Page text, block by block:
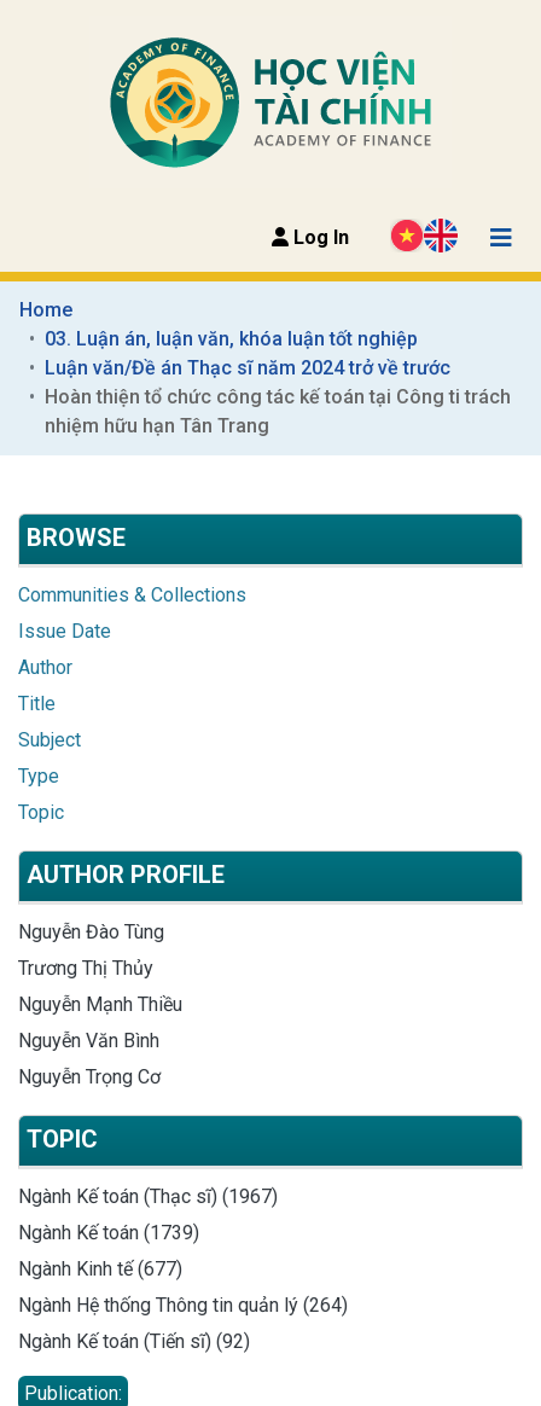
Log In
Home
03. Luận án, luận văn, khóa luận tốt nghiệp
Luận văn/Đề án Thạc sĩ năm 2024 trở về trước
Hoàn thiện tổ chức công tác kế toán tại Công ti trách
nhiệm hữu hạn Tân Trang
BROWSE
Communities & Collections
Issue Date
Author
Title
Subject
Type
Topic
AUTHOR PROFILE
Nguyễn Đào Tùng
Trương Thị Thủy
Nguyễn Mạnh Thiều
Nguyễn Văn Bình
Nguyễn Trọng Cơ
TOPIC
Ngành Kế toán (Thạc sĩ) (1967)
Ngành Kế toán (1739)
Ngành Kinh tế (677)
Ngành Hệ thống Thông tin quản lý (264)
Ngành Kế toán (Tiến sĩ) (92)
Publication: